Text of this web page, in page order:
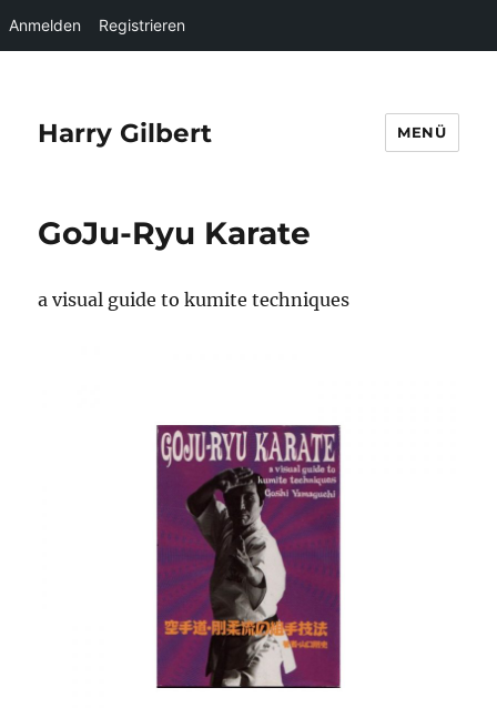
Anmelden Registrieren
Harry Gilbert MENÜ
GoJu-Ryu Karate
a visual guide to kumite techniques